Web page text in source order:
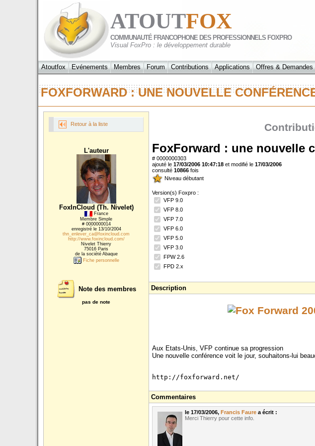
ATOUTFOX
COMMUNAUTÉ FRANCOPHONE DES PROFESSIONNELS FOXPRO
Visual FoxPro : le développement durable
Atoutfox Evénements Membres Forum Contributions Applications Offres & Demandes
FOXFORWARD : UNE NOUVELLE
Retour à la liste
L'auteur
FoxInCloud (Th. Nivelet)
France
Membre Simple
# 0000000014
enregistré le 13/10/2004
thn_enlever_ca@foxincloud.com
http://www.foxincloud.com/
Nivelet Thierry
75016 Paris
de la société Abaque
Fiche personnelle
Note des membres
pas de note
FoxForward : une nouvelle
# 0000000303
ajouté le 17/03/2006 10:47:18 et modifié le 17/03/2006
consulté 10866 fois
Niveau débutant
Version(s) Foxpro :
VFP 9.0
VFP 8.0
VFP 7.0
VFP 6.0
VFP 5.0
VFP 3.0
FPW 2.6
FPD 2.x
Description
Aux Etats-Unis, VFP continue sa progression
Une nouvelle conférence voit le jour, souhaitons-lui
http://foxforward.net/
Commentaires
le 17/03/2006, Francis Faure a écrit :
Merci Thierry pour cette info.